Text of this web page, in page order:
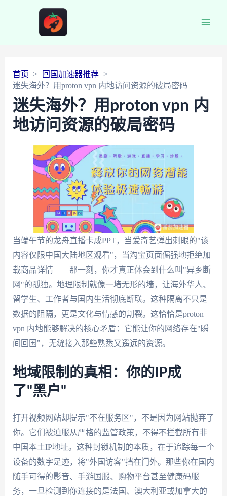
首页
回国加速器推荐
迷失海外？用proton vpn 内地访问资源的破局密码
迷失海外？用proton vpn 内
地访问资源的破局密码
当端午节的龙舟直播卡成PPT，当爱奇艺弹出刺眼的"该
内容仅限中国大陆地区观看"，当淘宝页面倔强地拒绝加
载商品详情——那一刻，你才真正体会到什么叫"异乡断
网"的孤独。地理限制就像一堵无形的墙，让海外华人、
留学生、工作者与国内生活彻底断联。这种隔离不只是
数据的阻隔，更是文化与情感的割裂。这恰恰是proton
vpn 内地能够解决的核心矛盾：它能让你的网络存在"瞬
间回国"，无缝接入那些熟悉又遥远的资源。
地域限制的真相：你的IP成
了"黑户"
打开视频网站却提示"不在服务区"，不是因为网站抛弃了
你。它们被迫服从严格的监管政策，不得不拦截所有非
中国本土IP地址。这种封锁机制的本质，在于追踪每一个
设备的数字足迹，将"外国访客"挡在门外。那些你在国内
随手可得的影音、手游国服、购物平台甚至健康码服
务，一旦检测到你连接的是法国、澳大利亚或加拿大的